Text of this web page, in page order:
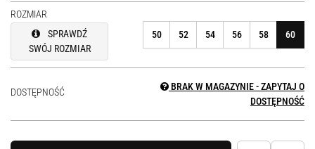
ROZMIAR
SPRAWDŹ
SWÓJ ROZMIAR
50 52 54 56 58 60
DOSTĘPNOŚĆ
BRAK W MAGAZYNIE - ZAPYTAJ O
DOSTĘPNOŚĆ